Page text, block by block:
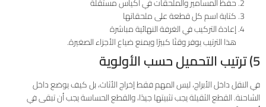
كتابة اسم كل قطعة على ملحقاتها
إعادة التركيب في الغرفة النهائية مباشرة
هذا الترتيب يوفر وقتًا كبيرًا ويمنع ضياع الأجزاء الصغيرة.
5) ترتيب التحميل حسب الأولوية
في النقل داخل الأبراج، ليس المهم فقط إخراج الأثاث، بل كيف يوضع داخل
الشاحنة. القطع الثقيلة يجب تثبيتها جيدًا، والقطع الحساسة يجب أن تبقى في